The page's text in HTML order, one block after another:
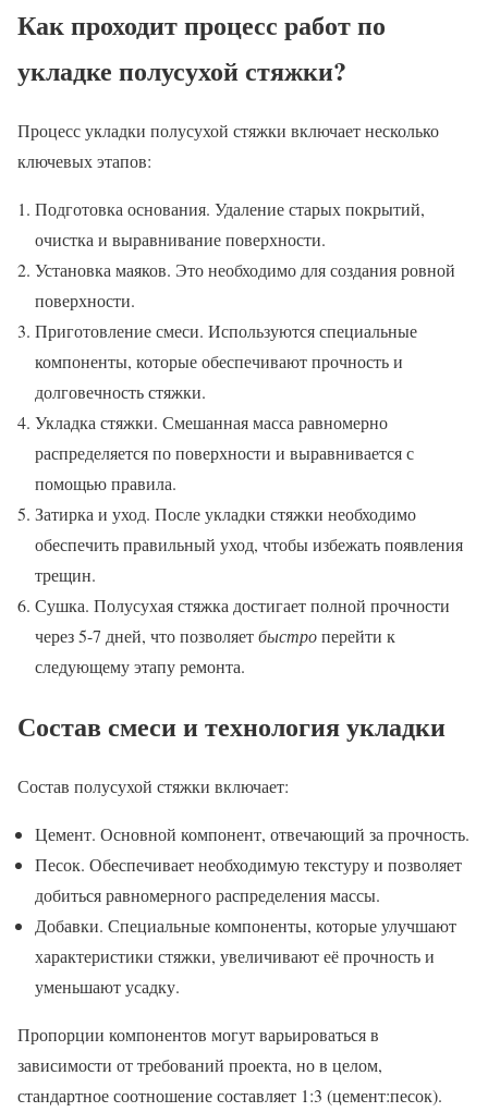
Как проходит процесс работ по
укладке полусухой стяжки?
Процесс укладки полусухой стяжки включает несколько
ключевых этапов:
Подготовка основания. Удаление старых покрытий,
очистка и выравнивание поверхности.
Установка маяков. Это необходимо для создания ровной
поверхности.
Приготовление смеси. Используются специальные
компоненты, которые обеспечивают прочность и
долговечность стяжки.
Укладка стяжки. Смешанная масса равномерно
распределяется по поверхности и выравнивается с
помощью правила.
Затирка и уход. После укладки стяжки необходимо
обеспечить правильный уход, чтобы избежать появления
трещин.
Сушка. Полусухая стяжка достигает полной прочности
через 5-7 дней, что позволяетбыстроперейти к
следующему этапу ремонта.
Состав смеси и технология укладки
Состав полусухой стяжки включает:
Цемент. Основной компонент, отвечающий за прочность.
Песок. Обеспечивает необходимую текстуру и позволяет
добиться равномерного распределения массы.
Добавки. Специальные компоненты, которые улучшают
характеристики стяжки, увеличивают её прочность и
уменьшают усадку.
Пропорции компонентов могут варьироваться в
зависимости от требований проекта, но в целом,
стандартное соотношение составляет 1:3 (цемент:песок).